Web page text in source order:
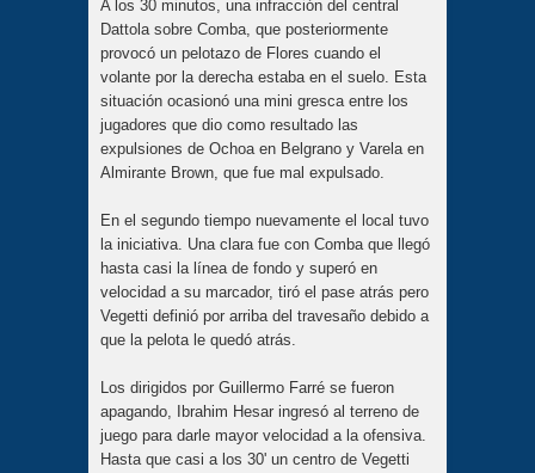
A los 30 minutos, una infracción del central
Dattola sobre Comba, que posteriormente
provocó un pelotazo de Flores cuando el
volante por la derecha estaba en el suelo. Esta
situación ocasionó una mini gresca entre los
jugadores que dio como resultado las
expulsiones de Ochoa en Belgrano y Varela en
Almirante Brown, que fue mal expulsado.
En el segundo tiempo nuevamente el local tuvo
la iniciativa. Una clara fue con Comba que llegó
hasta casi la línea de fondo y superó en
velocidad a su marcador, tiró el pase atrás pero
Vegetti definió por arriba del travesaño debido a
que la pelota le quedó atrás.
Los dirigidos por Guillermo Farré se fueron
apagando, Ibrahim Hesar ingresó al terreno de
juego para darle mayor velocidad a la ofensiva.
Hasta que casi a los 30' un centro de Vegetti